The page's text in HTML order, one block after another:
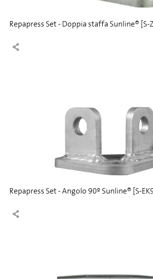
Repapress Set - Doppia staffa Sunline® [S-
Repapress Set - Angolo 90º Sunline® [S-